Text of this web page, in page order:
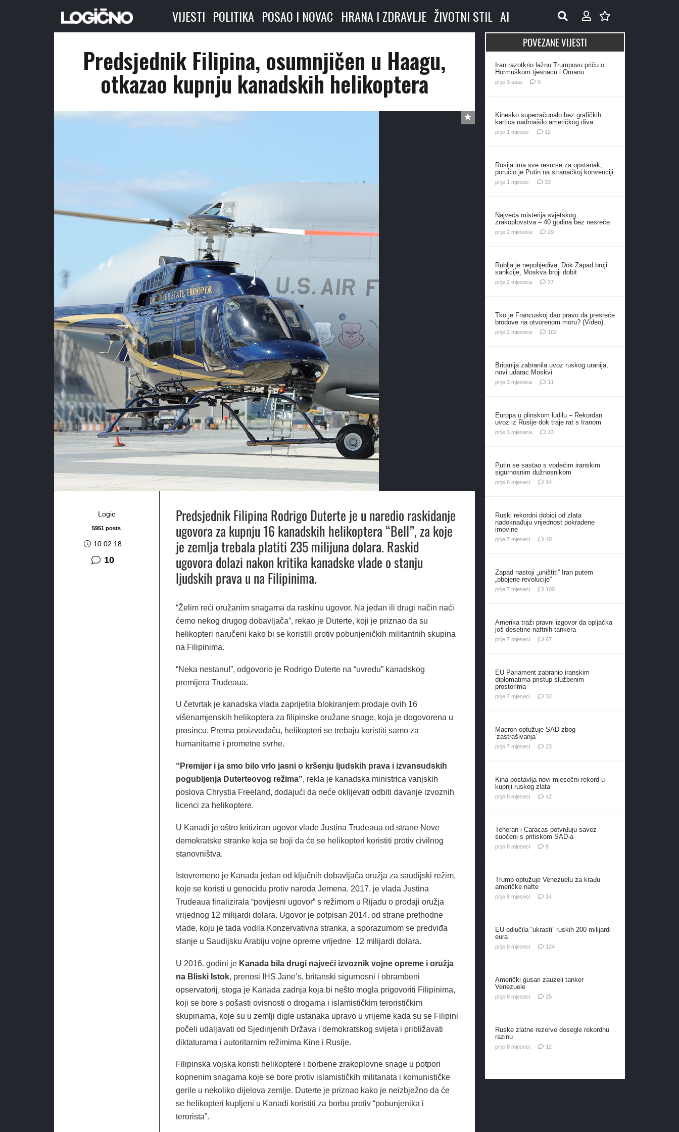
VIJESTI POLITIKA POSAO I NOVAC HRANA I ZDRAVLJE ŽIVOTNI STIL AI
Predsjednik Filipina, osumnjičen u Haagu,
otkazao kupnju kanadskih helikoptera
Logic
5951 posts
10.02.18
10komentara
Predsjednik Filipina Rodrigo Duterte je u naredio raskidanje
ugovora za kupnju 16 kanadskih helikoptera “Bell”, za koje
je zemlja trebala platiti 235 milijuna dolara. Raskid
ugovora dolazi nakon kritika kanadske vlade o stanju
ljudskih prava u na Filipinima.
“Želim reći oružanim snagama da raskinu ugovor. Na jedan ili drugi način naći
ćemo nekog drugog dobavljača”, rekao je Duterte, koji je priznao da su
helikopteri naručeni kako bi se koristili protiv pobunjeničkih militantnih skupina
na Filipinima.
“Neka nestanu!”, odgovorio je Rodrigo Duterte na “uvredu” kanadskog
premijera Trudeaua.
U četvrtak je kanadska vlada zaprijetila blokiranjem prodaje ovih 16
višenamjenskih helikoptera za filipinske oružane snage, koja je dogovorena u
prosincu. Prema proizvođaču, helikopteri se trebaju koristiti samo za
humanitarne i prometne svrhe.
“Premijer i ja smo bilo vrlo jasni o kršenju ljudskih prava i izvansudskih
pogubljenja Duterteovog režima”, rekla je kanadska ministrica vanjskih
poslova Chrystia Freeland, dodajući da neće oklijevati odbiti davanje izvoznih
licenci za helikoptere.
U Kanadi je oštro kritiziran ugovor vlade Justina Trudeaua od strane Nove
demokratske stranke koja se boji da će se helikopteri koristiti protiv civilnog
stanovništva.
Istovremeno je Kanada jedan od ključnih dobavljača oružja za saudijski režim,
koje se koristi u genocidu protiv naroda Jemena. 2017. je vlada Justina
Trudeaua finalizirala “povijesni ugovor” s režimom u Rijadu o prodaji oružja
vrijednog 12 milijardi dolara. Ugovor je potpisan 2014. od strane prethodne
vlade, koju je tada vodila Konzervativna stranka, a sporazumom se predviđa
slanje u Saudijsku Arabiju vojne opreme vrijedne 12 milijardi dolara.
U 2016. godini je Kanada bila drugi najveći izvoznik vojne opreme i oružja
na Bliski Istok, prenosi IHS Jane’s, britanski sigurnosni i obrambeni
opservatorij, stoga je Kanada zadnja koja bi nešto mogla prigovoriti Filipinima,
koji se bore s pošasti ovisnosti o drogama i islamističkim terorističkim
skupinama, koje su u zemlji digle ustanaka upravo u vrijeme kada su se Filipini
počeli udaljavati od Sjedinjenih Država i demokratskog svijeta i približavati
diktaturama i autoritarnim režimima Kine i Rusije.
Filipinska vojska koristi helikoptere i borbene zrakoplovne snage u potpori
kopnenim snagama koje se bore protiv islamističkih militanata i komunističke
gerile u nekoliko dijelova zemlje. Duterte je priznao kako je neizbježno da će
se helikopteri kupljeni u Kanadi koristiti za borbu protiv “pobunjenika i
terorista”.
POVEZANE VIJESTI
Iran razotkrio lažnu Trumpovu priču o
Hormuškom tjesnacu i Omanu
prije 3 sata 0
Kinesko superračunalo bez grafičkih
kartica nadmašilo američkog diva
prije 1 mjesec 12komentara
Rusija ima sve resurse za opstanak,
poručio je Putin na stranačkoj konvenciji
prije 1 mjesec 33komentara
Najveća misterija svjetskog
zrakoplovstva – 40 godina bez nesreće
prije 2 mjeseca 29komentara
Rublja je nepobjediva. Dok Zapad broji
sankcije, Moskva broji dobit
prije 2 mjeseca 37komentara
Tko je Francuskoj dao pravo da presreće
brodove na otvorenom moru? (Video)
prije 2 mjeseca 162komentara
Britanija zabranila uvoz ruskog uranija,
novi udarac Moskvi
prije 3 mjeseca 11
Europa u plinskom ludilu – Rekordan
uvoz iz Rusije dok traje rat s Iranom
prije 3 mjeseca 23komentara
Putin se sastao s vodećim iranskim
sigurnosnim dužnosnikom
prije 6 mjeseci 14komentara
Ruski rekordni dobici od zlata
nadoknađuju vrijednost pokradene
imovine
prije 7 mjeseci 40komentara
Zapad nastoji „uništiti” Iran putem
„obojene revolucije”
prije 7 mjeseci 100komentara
Amerika traži pravni izgovor da opljačka
još desetine naftnih tankera
prije 7 mjeseci 67komentara
EU Parlament zabranio iranskim
diplomatima pristup službenim
prostorima
prije 7 mjeseci 32komentara
Macron optužuje SAD zbog
‘zastrašivanja’
prije 7 mjeseci 23komentara
Kina postavlja novi mjesečni rekord u
kupnji ruskog zlata
prije 8 mjeseci 42komentara
Teheran i Caracas potvrđuju savez
suočeni s pritiskom SAD-a
prije 8 mjeseci 8komentara
Trump optužuje Venezuelu za krađu
američke nafte
prije 8 mjeseci 14komentara
EU odlučila “ukrasti” ruskih 200 milijardi
eura
prije 8 mjeseci 124komentara
Američki gusari zauzeli tanker
Venezuele
prije 8 mjeseci 25komentara
Ruske zlatne rezerve dosegle rekordnu
razinu
prije 8 mjeseci 12komentara